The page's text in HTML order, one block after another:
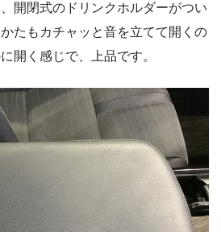
開閉式のドリンクホルダーがつい
たもカチャッと音を立てて開くの
開く感じで、上品です。